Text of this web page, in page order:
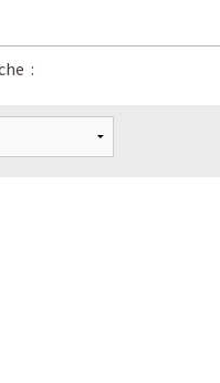
irrésistiblement
café… et de bien-être.
allie saveur, énergie
? Une énergie stable,
: